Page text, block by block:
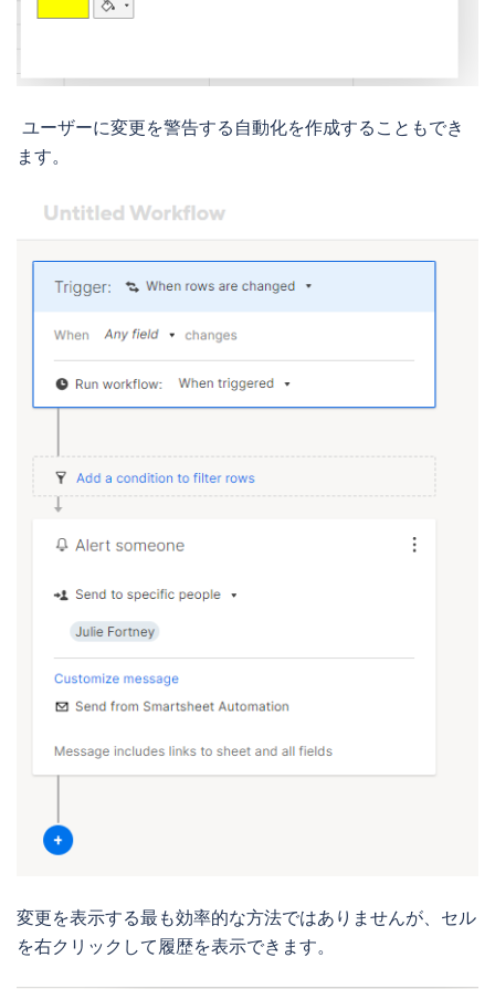
ユーザーに変更を警告する自動化を作成することもでき
ます。
変更を表示する最も効率的な方法ではありませんが、セル
を右クリックして履歴を表示できます。